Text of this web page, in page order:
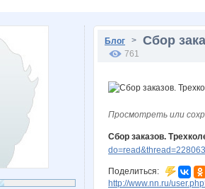
Блог > Сбор
761
Просмотреть или
Сбор заказов.
Поделиться:
http://www.nn.ru/